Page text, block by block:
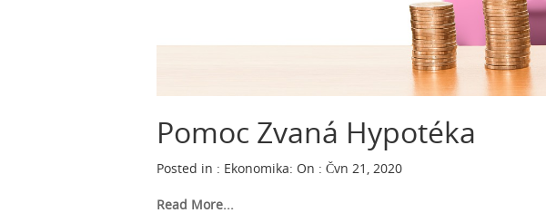
Pomoc Zvaná Hypotéka
Posted in : Ekonomika: On : Čvn 21, 2020
Read More...